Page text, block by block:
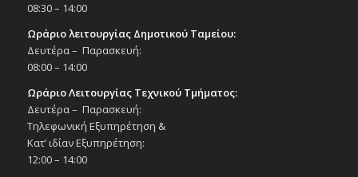
08:30 – 14:00
Ωράριο λειτουργίας Δημοτικού Ταμείου:
Δευτέρα – Παρασκευή:
08:00 – 14:00
Ωράριο Λειτουργίας Τεχνικού Τμήματος:
Δευτέρα – Παρασκευή:
Τηλεφωνική Εξυπηρέτηση &
Κατ’ ιδίαν Εξυπηρέτηση:
12:00 – 14:00